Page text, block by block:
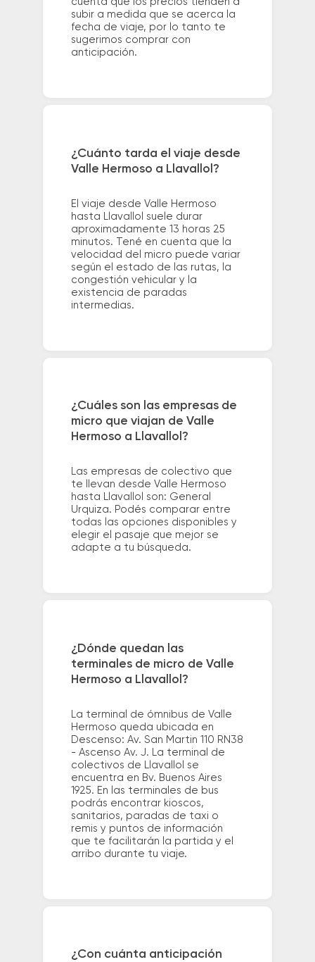
subir a medida que se acerca la
fecha de viaje, por lo tanto te
sugerimos comprar con
anticipación.
¿Cuánto tarda el viaje desde
Valle Hermoso a Llavallol?
El viaje desde Valle Hermoso
hasta Llavallol suele durar
aproximadamente 13 horas 25
minutos. Tené en cuenta que la
velocidad del micro puede variar
según el estado de las rutas, la
congestión vehicular y la
existencia de paradas
intermedias.
¿Cuáles son las empresas de
micro que viajan de Valle
Hermoso a Llavallol?
Las empresas de colectivo que
te llevan desde Valle Hermoso
hasta Llavallol son: General
Urquiza. Podés comparar entre
todas las opciones disponibles y
elegir el pasaje que mejor se
adapte a tu búsqueda.
¿Dónde quedan las
terminales de micro de Valle
Hermoso a Llavallol?
La terminal de ómnibus de Valle
Hermoso queda ubicada en
Descenso: Av. San Martin 110 RN38
- Ascenso Av. J. La terminal de
colectivos de Llavallol se
encuentra en Bv. Buenos Aires
1925. En las terminales de bus
podrás encontrar kioscos,
sanitarios, paradas de taxi o
remis y puntos de información
que te facilitarán la partida y el
arribo durante tu viaje.
¿Con cuánta anticipación